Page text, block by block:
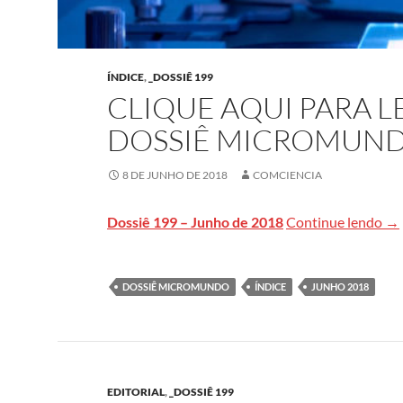
ÍNDICE, _DOSSIÊ 199
CLIQUE AQUI PARA
DOSSIÊ
8 DE JUNHO DE 2018 COMCIENCIA
Dossiê 199 – Junho de 2018Continue lendo →
DOSSIÊ MICROMUNDO ÍNDICE JUNHO 2018
EDITORIAL, _DOSSIÊ 199